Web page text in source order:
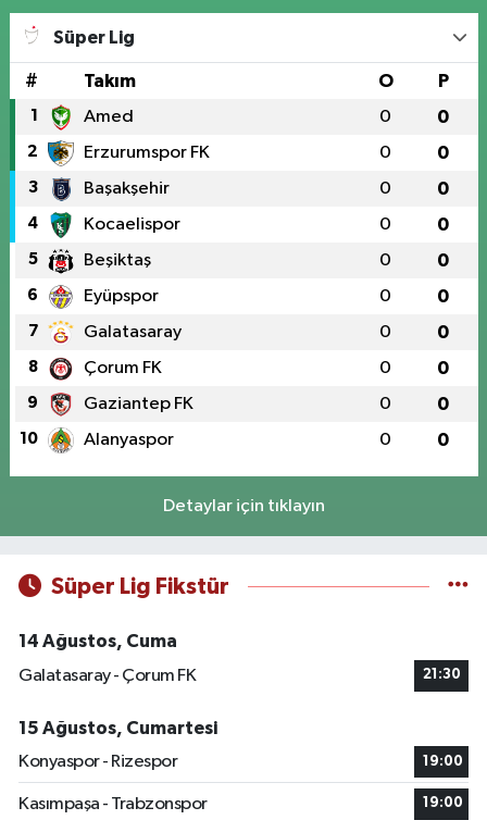
Süper Lig
# Takım O P
1 Amed 0 0
2 Erzurumspor FK 0 0
3 Başakşehir 0 0
4 Kocaelispor 0 0
5 Beşiktaş 0 0
6 Eyüpspor 0 0
7 Galatasaray 0 0
8 Çorum FK 0 0
9 Gaziantep FK 0 0
10 Alanyaspor 0 0
Detaylar için tıklayın
Süper Lig Fikstür
14 Ağustos, Cuma
Galatasaray - Çorum FK
21:30
15 Ağustos, Cumartesi
Konyaspor - Rizespor
19:00
Kasımpaşa - Trabzonspor 19:00